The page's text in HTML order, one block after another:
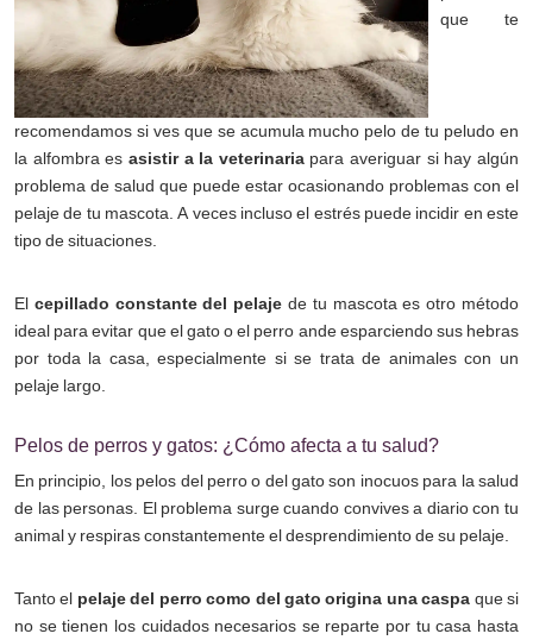
que te
recomendamos si ves que se acumula mucho pelo de tu peludo en
la alfombra es asistir a la veterinariapara averiguar si hay algún
problema de salud que puede estar ocasionando problemas con el
pelaje de tu mascota. A veces incluso el estrés puede incidir en este
tipo de situaciones.
El cepillado constante del pelaje de tu mascota es otro método
ideal para evitar que el gato o el perro ande esparciendo sus hebras
por toda la casa, especialmente si se trata de animales con un
pelaje largo.
Pelos de perros y gatos: ¿Cómo afecta a tu salud?
En principio, los pelos del perro o del gato son inocuos para la salud
de las personas. El problema surge cuando convives a diario con tu
animal y respiras constantemente el desprendimiento de su pelaje.
Tanto el pelaje del perro como del gato origina una caspa que si
no se tienen los cuidados necesarios se reparte por tu casa hasta